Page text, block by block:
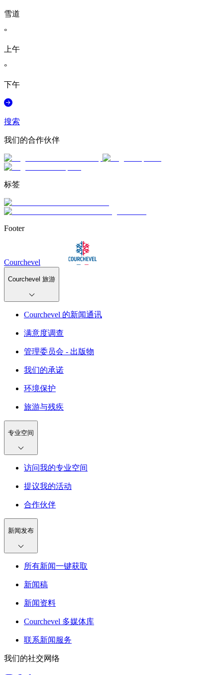
雪道
°
上午
°
下午
搜索
我们的合作伙伴
标签
Footer
Courchevel
Courchevel 旅游
Courchevel 的新闻通讯
满意度调查
管理委员会 - 出版物
我们的承诺
环境保护
旅游与残疾
专业空间
访问我的专业空间
提议我的活动
合作伙伴
新闻发布
所有新闻一键获取
新闻稿
新闻资料
Courchevel 多媒体库
联系新闻服务
我们的社交网络